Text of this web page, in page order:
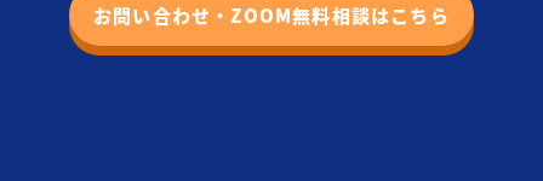
お問い合わせ・ZOOM無料相談はこちら